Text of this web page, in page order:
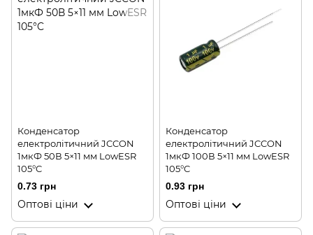
Конденсатор
електролітичний JCCON
1мкФ 50В 5×11 мм LowESR
105°C
0.73 грн
Оптові ціни
Конденсатор
електролітичний JCCON
1мкФ 100В 5×11 мм LowESR
105°C
0.93 грн
Оптові ціни